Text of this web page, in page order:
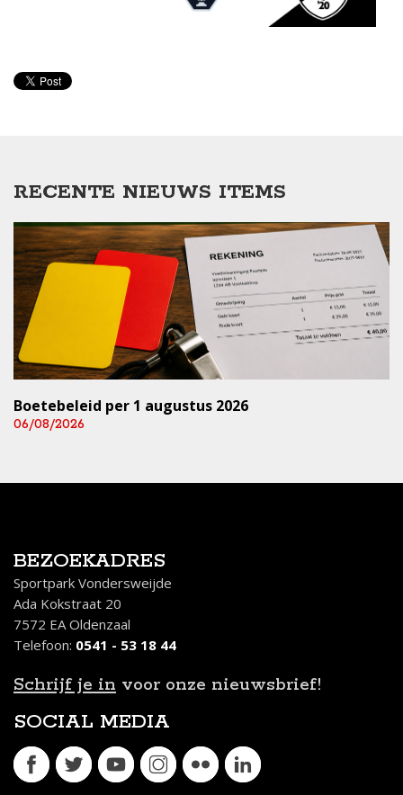
RECENTE NIEUWS ITEMS
Boetebeleid per 1 augustus 2026
06/08/2026
BEZOEKADRES
Sportpark Vondersweijde
Ada Kokstraat 20
7572 EA Oldenzaal
Telefoon: 0541 - 53 18 44
Schrijf je in voor onze nieuwsbrief!
SOCIAL MEDIA